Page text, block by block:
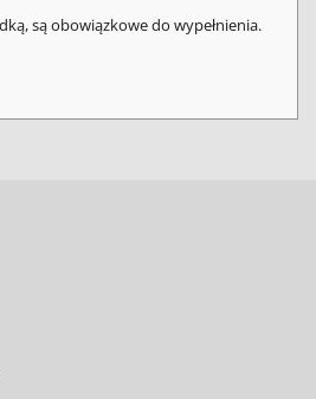
są obowiązkowe do wypełnienia.